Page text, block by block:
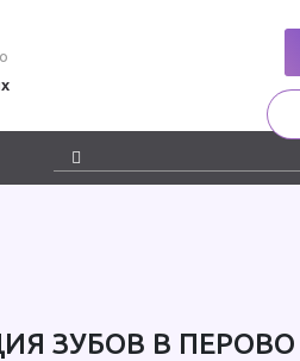
ЗУБОВ В ПЕРОВО